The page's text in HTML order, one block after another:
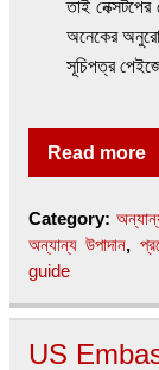
তাই
অনেকের
সূচিপত্র
Read more
Category:
অন্যান্য উপাদান,
guide
US